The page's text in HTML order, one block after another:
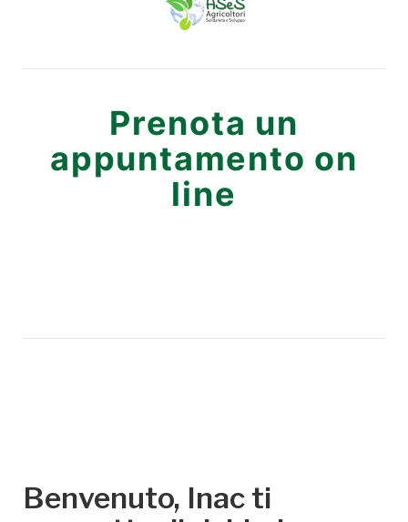
Prenota un
appuntamento on
line
Benvenuto, Inac ti